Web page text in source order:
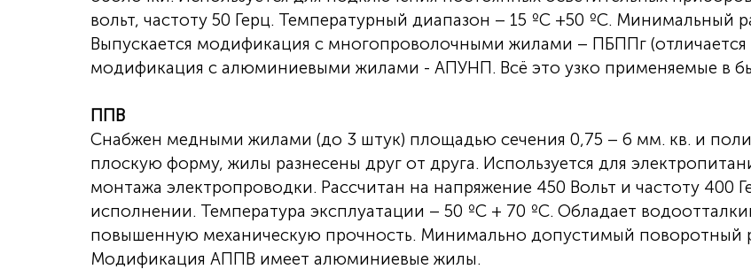
вольт, частоту 50 Герц. Температурный диапазон – 15 ºС +50 ºС. Минимальный
Выпускается модификация с многопроволочными жилами – ПБППг
модификация с алюминиевыми жилами - АПУНП. Всё это узко применяемые в
ППВ
Снабжен медными жилами (до 3 штук) площадью сечения 0,75 – 6 мм. кв. и
плоскую форму, жилы разнесены друг от друга. Используется для
монтажа электропроводки. Рассчитан на напряжение 450 Вольт и частоту 400
исполнении. Температура эксплуатации – 50 ºС + 70 ºС. Обладает
повышенную механическую прочность. Минимально допустимый поворотный
Модификация АППВ имеет алюминиевые жилы.